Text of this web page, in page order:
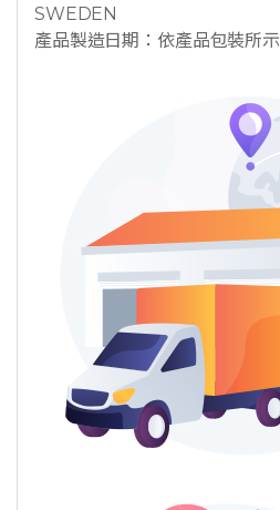
SWEDEN
產品製造日期：依產品包裝所示